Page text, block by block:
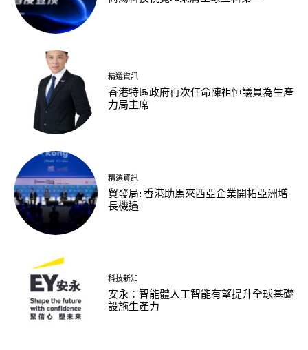
精選資訊
香港特區政府再次任命陳祖恒議員為生產
力局主席
精選資訊
貿發局: 香港助馬來西亞企業開拓亞洲增
長機遇
科技新知
安永：智能體人工智能有望提升全球基礎
設施生產力